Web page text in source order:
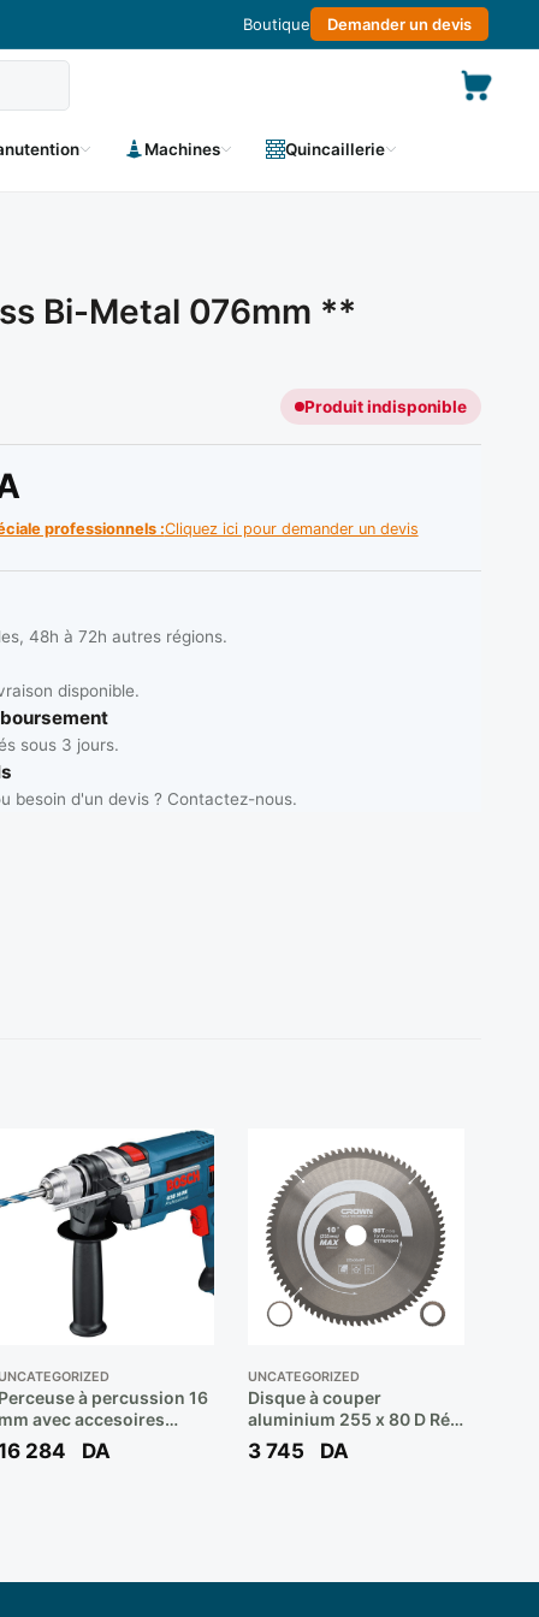
Boutique Demander un devis
Machines Quincaillerie
Bi-Metal 076mm **
Produit indisponible
professionnels :Cliquez ici pour demander un devis
48h à 72h autres régions.
disponible.
sous 3 jours.
besoin d'un devis ? Contactez-nous.
à percussion 16
avec accesoires
GSB16RE ** BOSCH
284 DA
UNCATEGORIZED
Disque à couper
aluminium 255 x 80 D Réf:
CTTSP0044 ** CROWN
3 745 DA